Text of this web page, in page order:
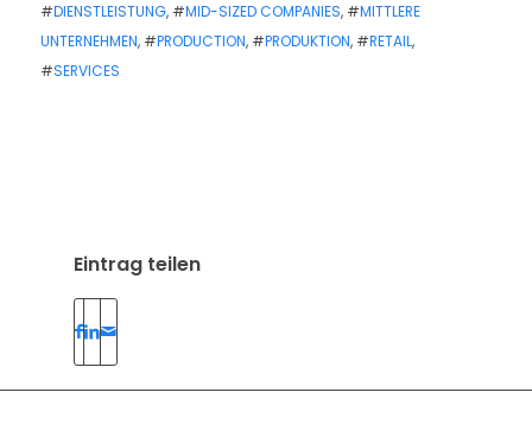
#DIENSTLEISTUNG, #MID-SIZED COMPANIES, #MITTLERE
UNTERNEHMEN, #PRODUCTION, #PRODUKTION, #RETAIL,
#SERVICES
Eintrag teilen